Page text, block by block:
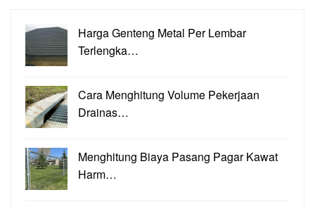
Harga Genteng Metal Per Lembar
Terlengka…
Cara Menghitung Volume Pekerjaan
Drainas…
Menghitung Biaya Pasang Pagar Kawat
Harm…